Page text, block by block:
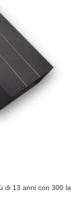
di 13 anni con 300